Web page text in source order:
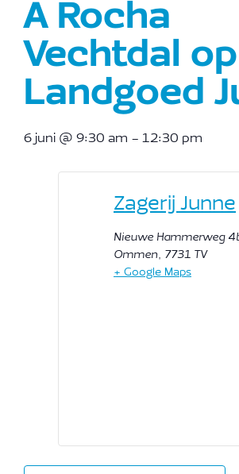
A Rocha
Vechtdal op
Landgoed
6 juni @ 9:30 am - 12:30 pm
Zagerij Junne
Nieuwe Hammerweg
Ommen, 7731 TV
+ Google Maps